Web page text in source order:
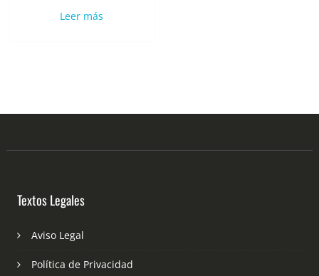
Leer más
Textos Legales
Aviso Legal
Política de Privacidad